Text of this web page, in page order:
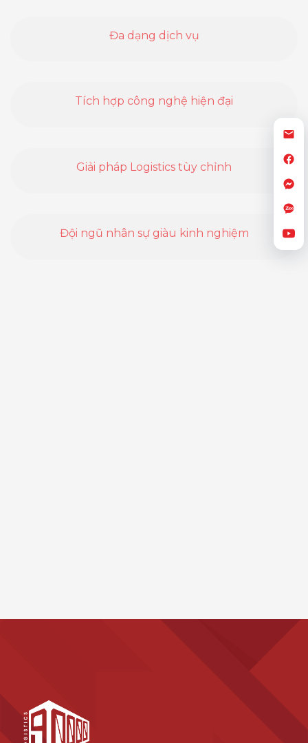
Đa dạng dịch vụ
Tích hợp công nghệ hiện đại
Giải pháp Logistics tùy chỉnh
Đội ngũ nhân sự giàu kinh nghiệm